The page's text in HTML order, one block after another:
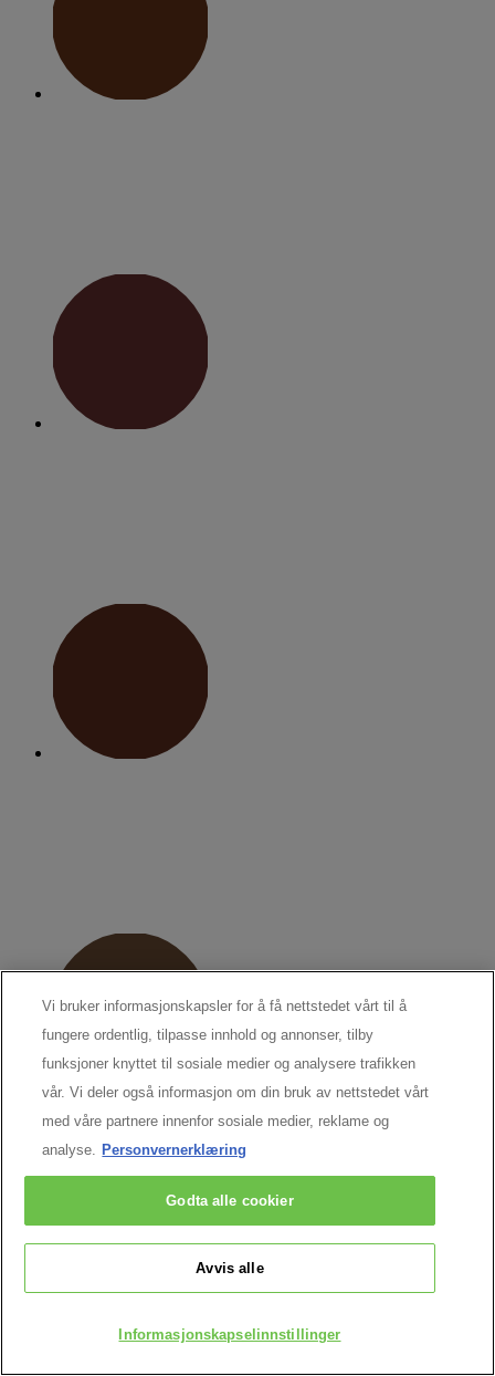
Vi bruker informasjonskapsler for å få nettstedet vårt til å
fungere ordentlig, tilpasse innhold og annonser, tilby
funksjoner knyttet til sosiale medier og analysere trafikken
vår. Vi deler også informasjon om din bruk av nettstedet vårt
med våre partnere innenfor sosiale medier, reklame og
analyse. Personvernerklæring
Informasjonskapselinnstillinger
Avvis alle
Godta alle cookier